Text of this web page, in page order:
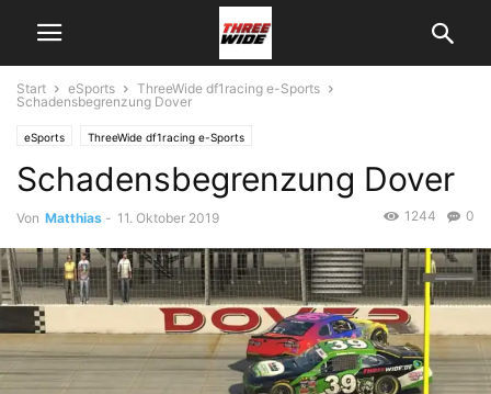
Start eSports
ThreeWide df1racing e-Sports
Schadensbegrenzung Dover
eSports ThreeWide df1racing e-Sports
Schadensbegrenzung Dover
Von Matthias - 11. Oktober 2019 0
1244